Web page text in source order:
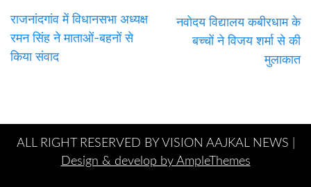
राजनांदगांव में विधानसभा अध्यक्ष
रमन सिंह ने माताओं-बहनों से
किया संवाद
नवोदय विद्यालय कबीरधाम के
बच्चों ने विजय शर्मा से की
मुलाकात
ALL RIGHT RESERVED BY VISION AAJKAL NEWS |
Design & develop by AmpleThemes